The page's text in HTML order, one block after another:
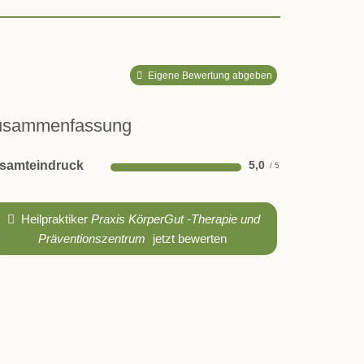
Eigene Bewertung abgeben
5,0
HeilpraktikerPraxis KörperGut -Therapie und
Präventionszentrum
jetzt bewerten